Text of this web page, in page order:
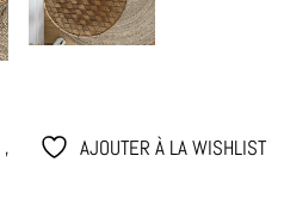
,
AJOUTER À LA WISHLIST